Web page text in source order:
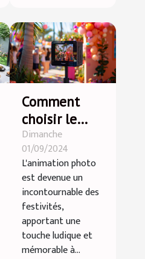
Comment
choisir le
photobooth
idéal pour
votre
prochain
événement
Dimanche
01/09/2024
L'animation photo
est devenue un
incontournable des
festivités,
apportant une
touche ludique et
mémorable à...